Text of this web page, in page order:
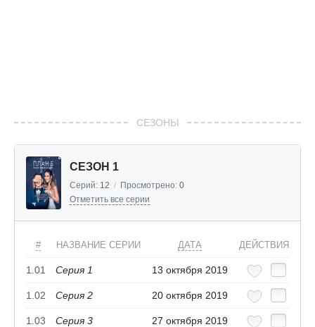
СЕЗОНЫ
СЕЗОН 1
Серий: 12 / Просмотрено: 0
Отметить все серии
# НАЗВАНИЕ СЕРИИ ДАТА ДЕЙСТВИЯ
1.01 Серия 1 13 октября 2019
1.02 Серия 2 20 октября 2019
1.03 Серия 3 27 октября 2019